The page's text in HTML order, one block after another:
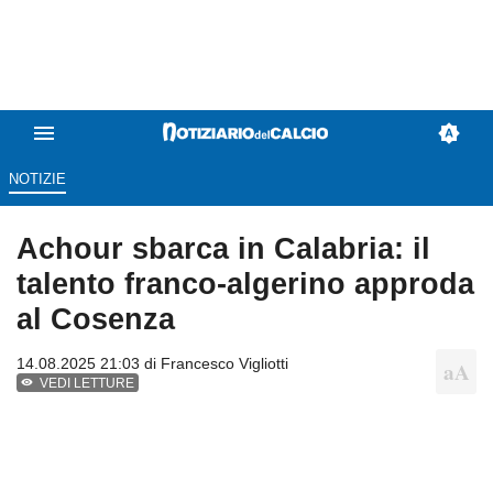
NOTIZIE
Achour sbarca in Calabria: il
talento franco-algerino approda
al Cosenza
14.08.2025 21:03 di Francesco Vigliotti
VEDI LETTURE